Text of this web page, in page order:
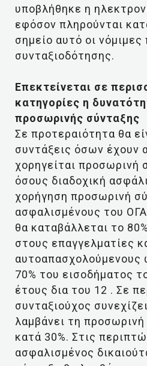
υποβλήθηκε η
εφόσον πληρούνται
σημείο αυτό οι
συνταξιοδότησης.
Επεκτείνεται σε
κατηγορίες η
προσωρινής σύνταξης
Σε προτεραιότητα θα
συντάξεις όσων έχουν
χορηγείται προσωρινή
όσους διαδοχική
χορήγηση προσωρινή
ασφαλισμένους του
θα καταβάλλεται το
στους επαγγελματίες
αυτοαπασχολούμενους
70% του εισοδήματος
έτους δια του 12 . Σε
συνταξιούχος
λαμβάνει τη
κατά 30%. Στις
ασφαλισμένος